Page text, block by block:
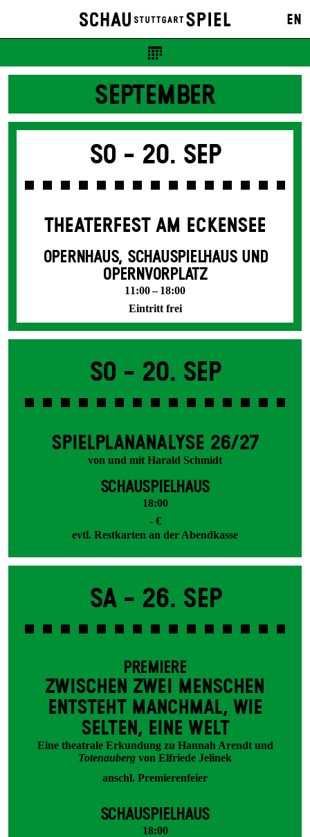
EN
SEPTEMBER
So - 20. Sep
THEATERFEST AM ECKENSEE
OPERNHAUS, SCHAUSPIELHAUS UND
OPERNVORPLATZ
11:00 – 18:00
Eintritt frei
So - 20. Sep
SPIEL­PLAN­ANALYSE 26/27
von und mit Harald Schmidt
SCHAUSPIELHAUS
18:00
- €
evtl. Restkarten an der Abendkasse
Sa - 26. Sep
PREMIERE
ZWISCHEN ZWEI MENSCHEN
ENT­STEHT MANCH­MAL, WIE
SELTEN, EINE WELT
Eine theatrale Erkundung zu Hannah Arendt und
Totenauberg von Elfriede Jelinek
anschl. Premierenfeier
SCHAUSPIELHAUS
18:00